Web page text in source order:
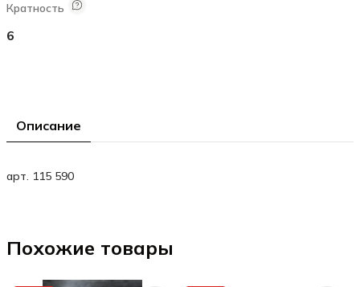
Кратность
6
Описание
арт. 115 590
Похожие товары